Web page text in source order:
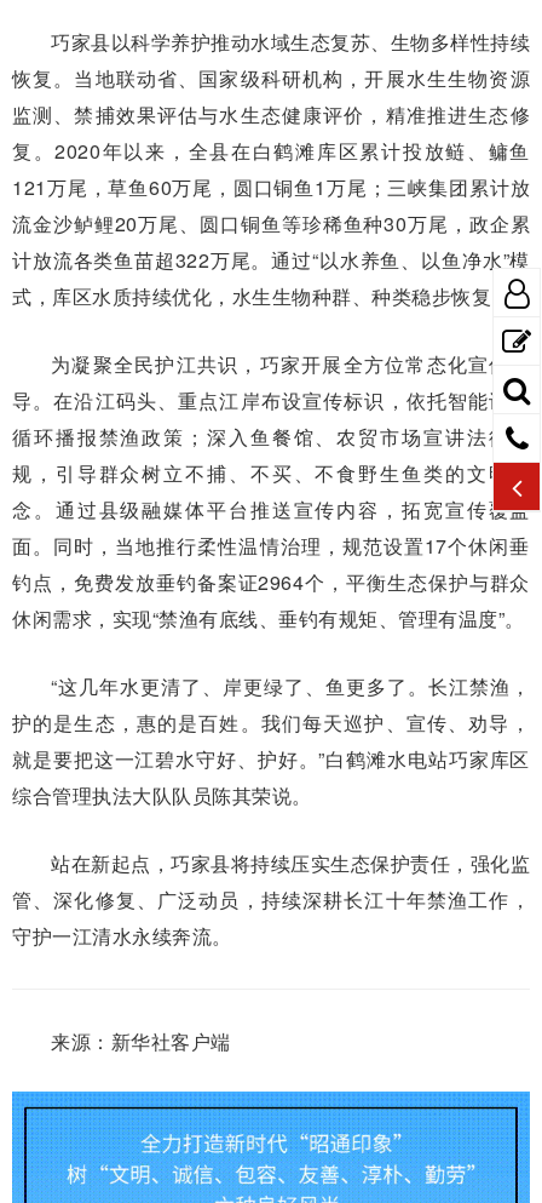
巧家县以科学养护推动水域生态复苏、生物多样性持续
恢复。当地联动省、国家级科研机构，开展水生生物资源
监测、禁捕效果评估与水生态健康评价，精准推进生态修
复。2020年以来，全县在白鹤滩库区累计投放鲢、鳙鱼
121万尾，草鱼60万尾，圆口铜鱼1万尾；三峡集团累计放
流金沙鲈鲤20万尾、圆口铜鱼等珍稀鱼种30万尾，政企累
计放流各类鱼苗超322万尾。通过“以水养鱼、以鱼净水”模
式，库区水质持续优化，水生生物种群、种类稳步恢复。
为凝聚全民护江共识，巧家开展全方位常态化宣传引
导。在沿江码头、重点江岸布设宣传标识，依托智能设备
循环播报禁渔政策；深入鱼餐馆、农贸市场宣讲法律法
规，引导群众树立不捕、不买、不食野生鱼类的文明理
念。通过县级融媒体平台推送宣传内容，拓宽宣传覆盖
面。同时，当地推行柔性温情治理，规范设置17个休闲垂
钓点，免费发放垂钓备案证2964个，平衡生态保护与群众
休闲需求，实现“禁渔有底线、垂钓有规矩、管理有温度”。
“这几年水更清了、岸更绿了、鱼更多了。长江禁渔，
护的是生态，惠的是百姓。我们每天巡护、宣传、劝导，
就是要把这一江碧水守好、护好。”白鹤滩水电站巧家库区
综合管理执法大队队员陈其荣说。
站在新起点，巧家县将持续压实生态保护责任，强化监
管、深化修复、广泛动员，持续深耕长江十年禁渔工作，
守护一江清水永续奔流。
来源：新华社客户端